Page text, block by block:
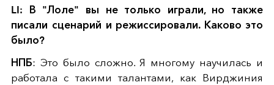
LI: В "Лоле" вы не только играли, но также
писали сценарий и режиссировали. Каково это
было?
НПБ: Это было сложно. Я многому научилась и
работала с такими талантами, как Вирджиния